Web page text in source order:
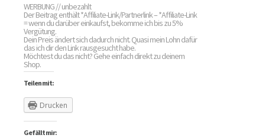
WERBUNG // unbezahlt
Der Beitrag enthält *Affiliate-Link/Partnerlink – *Affiliate-Link
= wenn du darüber einkaufst, bekomme ich bis zu 5%
Vergütung.
Dein Preis ändert sich dadurch nicht. Quasi mein Lohn dafür
das ich dir den Link rausgesucht habe.
Möchtest du das nicht? Gehe einfach direkt zu deinem
Shop.
Teilen mit:
Drucken
Gefällt mir: